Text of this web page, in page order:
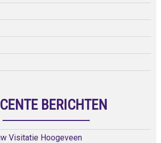
BERICHTEN
Visitatie Hoogeveen